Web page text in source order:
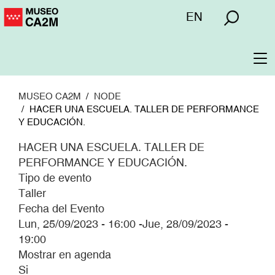
Pasar
Menú
EN
MUSEO CA2M
NODE
HACER UNA ESCUELA. TALLER DE PERFORMANCE
Y EDUCACIÓN.
HACER UNA ESCUELA. TALLER DE
PERFORMANCE Y EDUCACIÓN.
Tipo de evento
Taller
Fecha del Evento
Lun, 25/09/2023 - 16:00 -Jue, 28/09/2023 -
19:00
Mostrar en agenda
Si